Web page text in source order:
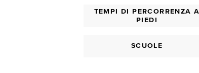
TEMPI DI PERCORRENZA A
PIEDI
SCUOLE